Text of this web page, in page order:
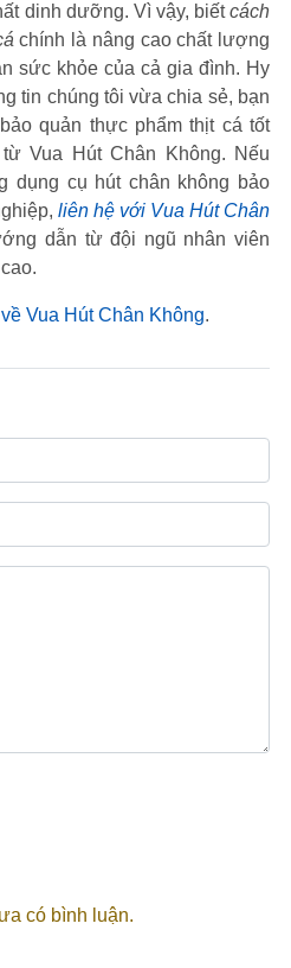
dinh dưỡng. Vì vậy, biếtcách
chính là nâng cao chất lượng
sức khỏe của cả gia đình. Hy
tin chúng tôi vừa chia sẻ, bạn
quản thực phẩm thịt cá tốt
Vua Hút Chân Không. Nếu
dụng cụ hút chân không bảo
liên hệ với Vua Hút Chân
dẫn từ đội ngũ nhân viên
Vua Hút Chân Không.
có bình luận.